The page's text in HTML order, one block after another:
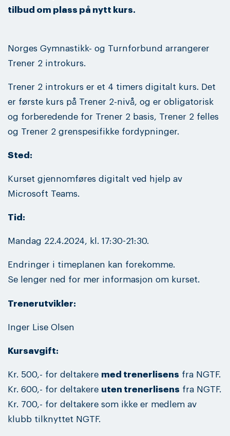
tilbud om plass på nytt kurs.
Norges Gymnastikk- og Turnforbund arrangerer
Trener 2 introkurs.
Trener 2 introkurs er et 4 timers digitalt kurs. Det
er første kurs på Trener 2-nivå, og er obligatorisk
og forberedende for Trener 2 basis, Trener 2 felles
og Trener 2 grenspesifikke fordypninger.
Sted:
Kurset gjennomføres digitalt ved hjelp av
Microsoft Teams.
Tid:
Mandag 22.4.2024, kl. 17:30-21:30.
Endringer i timeplanen kan forekomme.
Se lenger ned for mer informasjon om kurset.
Trenerutvikler:
Inger Lise Olsen
Kursavgift:
Kr. 500,- for deltakere med trenerlisens fra NGTF.
Kr. 600,- for deltakere uten trenerlisens fra NGTF.
Kr. 700,- for deltakere som ikke er medlem av
klubb tilknyttet NGTF.